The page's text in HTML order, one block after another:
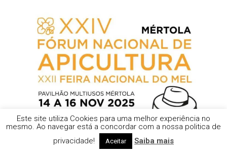
Este site utiliza Cookies para uma melhor experiência no
mesmo. Ao navegar está a concordar com a nossa politica de
privacidade!
Aceitar Saiba mais